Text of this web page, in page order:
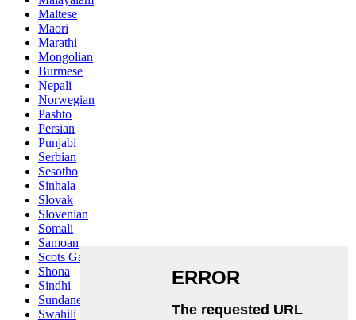
Maltese
Maori
Marathi
Mongolian
Burmese
Nepali
Norwegian
Pashto
Persian
Punjabi
Serbian
Sesotho
Sinhala
Slovak
Slovenian
Somali
Samoan
Scots Gaelic
Shona
Sindhi
Sundanese
Swahili